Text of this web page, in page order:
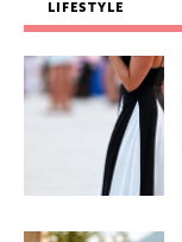
LIFESTYLE